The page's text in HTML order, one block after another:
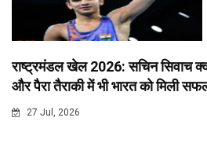
राष्ट्रमंडल खेल 2026: सचिन सिवाच
और पैरा तैराकी में भी भारत को मिली
27 Jul, 2026